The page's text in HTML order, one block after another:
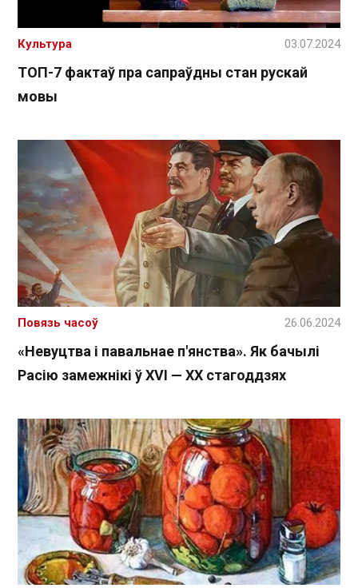
ТОП-7 фактаў пра сапраўдны стан рускай
мовы
Культура 03.07.2024
«Невуцтва і павальнае п'янства». Як бачылі
Расію замежнікі ў XVI — XX стагоддзях
Повязь часоў 26.06.2024